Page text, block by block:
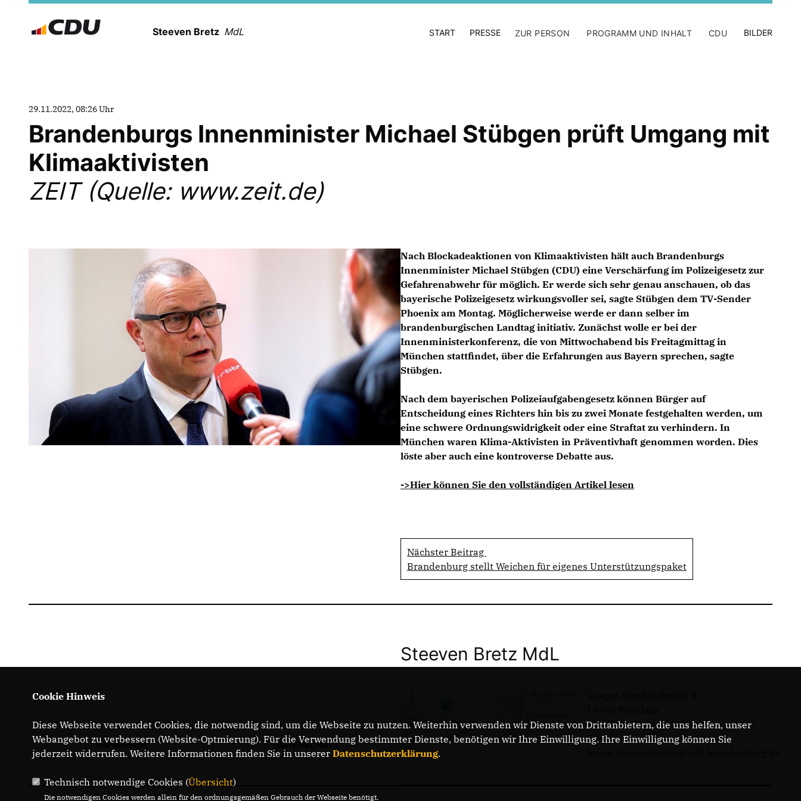
Steeven Bretz MdL START PRESSE ZUR PERSON PROGRAMM UND INHALT CDU BILDER
29.11.2022, 08:26 Uhr
Brandenburgs Innenminister Michael Stübgen prüft Umgang mit
Klimaaktivisten
ZEIT (Quelle: www.zeit.de)
Nach Blockadeaktionen von Klimaaktivisten hält auch Brandenburgs
Innenminister Michael Stübgen (CDU) eine Verschärfung im Polizeigesetz zur
Gefahrenabwehr für möglich. Er werde sich sehr genau anschauen, ob das
bayerische Polizeigesetz wirkungsvoller sei, sagte Stübgen dem TV-Sender
Phoenix am Montag. Möglicherweise werde er dann selber im
brandenburgischen Landtag initiativ. Zunächst wolle er bei der
Innenministerkonferenz, die von Mittwochabend bis Freitagmittag in
München stattfindet, über die Erfahrungen aus Bayern sprechen, sagte
Stübgen.
Nach dem bayerischen Polizeiaufgabengesetz können Bürger auf
Entscheidung eines Richters hin bis zu zwei Monate festgehalten werden, um
eine schwere Ordnungswidrigkeit oder eine Straftat zu verhindern. In
München waren Klima-Aktivisten in Präventivhaft genommen worden. Dies
löste aber auch eine kontroverse Debatte aus.
->Hier können Sie den vollständigen Artikel lesen
Nächster Beitrag
Brandenburg stellt Weichen für eigenes Unterstützungspaket
IMPRESSUM DATENSCHUTZ
Steeven Bretz MdL
Telefon: 0331 - 20085713
E-Mail:
Cookie Hinweis
Diese Webseite verwendet Cookies, die notwendig sind, um die Webseite zu nutzen. Weiterhin verwenden wir Dienste von Drittanbietern, die uns helfen, unser
Webangebot zu verbessern (Website-Optmierung). Für die Verwendung bestimmter Dienste, benötigen wir Ihre Einwilligung. Ihre Einwilligung können Sie
jederzeit widerrufen. Weitere Informationen finden Sie in unserer Datenschutzerklärung.
Technisch notwendige Cookies (Übersicht)
Die notwendigen Cookies werden allein für den ordnungsgemäßen Gebrauch der Webseite benötigt.